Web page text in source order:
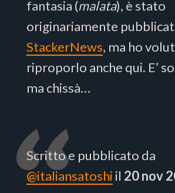
fantasia (malata), è stato
originariamente
StackerNews, ma ho
riproporlo anche qui. E’
ma chissà…
Scritto e pubblicato da
@italiansatoshi il 20 nov